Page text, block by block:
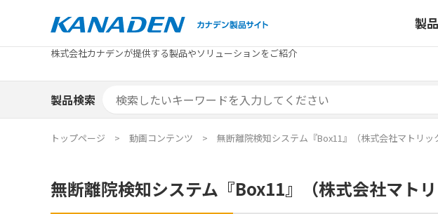
製
カテゴリから探す メーカーから探す
エリア別おすすめ製品 特集
カタログ・技術資料 ソリューションサイト
補助金検索システム 補助金対象製品一覧
トピックス お役立ちコラム
製品検索
株式会社カナデンが提供する製品やソリューションをご紹介
カテゴリから探す メーカーから探す
補助金検索システム 補助金対象製品一覧
トピックス お役立ちコラム
製品検索
トップページ 動画コンテンツ 無断離院検知システム『Box11』（株式会社マトリッ
無断離院検知システム『Box11』（株式会社マトリ